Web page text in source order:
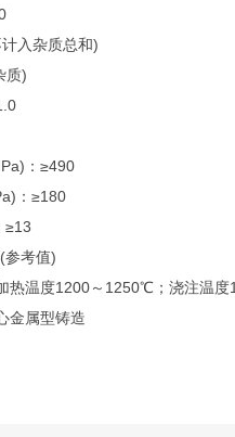
入杂质总和)
质)
：≥490
：≥180
≥13
参考值)
热温度1200～1250℃；浇注温度
金属型铸造